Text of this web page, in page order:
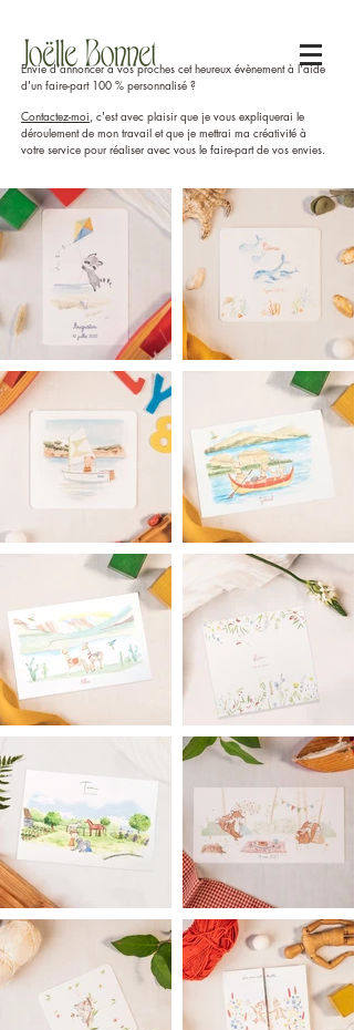
Envie d'annoncer à vos proches cet heureux évènement à l'aide
d'un faire-part 100 % personnalisé ?
Contactez-moi, c'est avec plaisir que je vous expliquerai le
déroulement de mon travail et que je mettrai ma créativité à
votre service pour réaliser avec vous le faire-part de vos envies.